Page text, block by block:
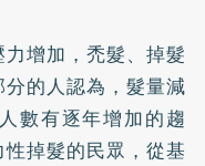
增加，禿髮、掉髮
的人認為，髮量減
數有逐年增加的趨
掉髮的民眾，從基